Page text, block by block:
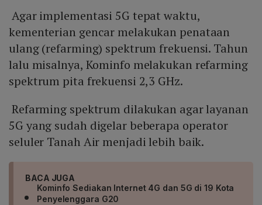
Agar implementasi 5G tepat waktu,
kementerian gencar melakukan penataan
ulang (refarming) spektrum frekuensi. Tahun
lalu misalnya, Kominfo melakukan refarming
spektrum pita frekuensi 2,3 GHz.
Refarming spektrum dilakukan agar layanan
5G yang sudah digelar beberapa operator
seluler Tanah Air menjadi lebih baik.
BACA JUGA
Kominfo Sediakan Internet 4G dan 5G di 19 Kota
Penyelenggara G20